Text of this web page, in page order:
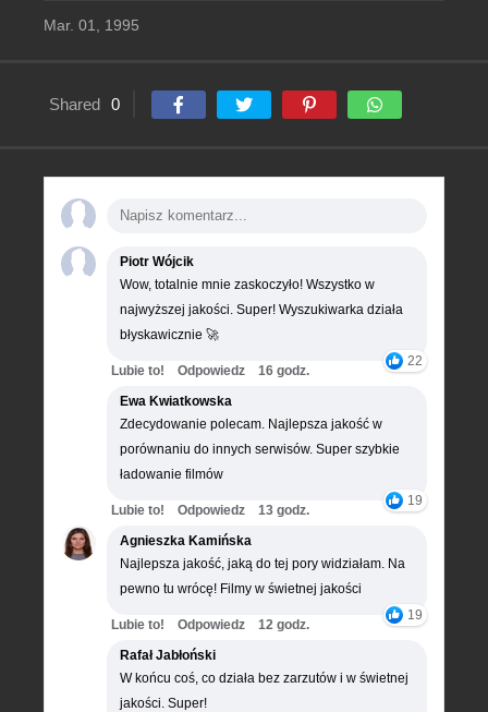
Mar. 01, 1995
Shared 0
Piotr Wójcik
Wow, totalnie mnie zaskoczyło! Wszystko w
najwyższej jakości. Super! Wyszukiwarka działa
błyskawicznie 🚀
22
Lubie to! Odpowiedz
16 godz.
Ewa Kwiatkowska
Zdecydowanie polecam. Najlepsza jakość w
porównaniu do innych serwisów. Super szybkie
ładowanie filmów
19
Lubie to! Odpowiedz
13 godz.
Agnieszka Kamińska
Najlepsza jakość, jaką do tej pory widziałam. Na
pewno tu wrócę! Filmy w świetnej jakości
19
Lubie to! Odpowiedz
12 godz.
Rafał Jabłoński
W końcu coś, co działa bez zarzutów i w świetnej
jakości. Super!